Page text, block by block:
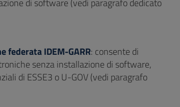
di software (vedi paragrafo dedicato
IDEM-GARR: consente di
senza installazione di software,
di ESSE3 o U-GOV (vedi paragrafo